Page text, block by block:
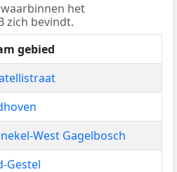
het
zich bevindt.
gebied
West Gagelbosch
Gestel